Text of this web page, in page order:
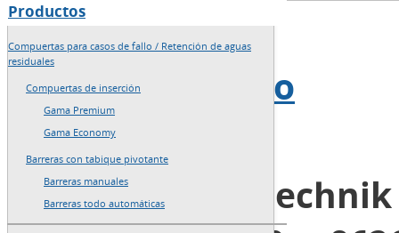
Productos
Compuertas para casos de fallo / Retención de aguas
residuales
Compuertas de inserción
Gama Premium
Gama Economy
Barreras con tabique pivotante
Barreras manuales
Barreras todo automáticas
→Inicio
→Mapa del sitio
→Redacción
Blobel